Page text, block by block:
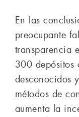
En las
preocupante
transparencia
300 depósitos
desconocidos
métodos de
aumenta la